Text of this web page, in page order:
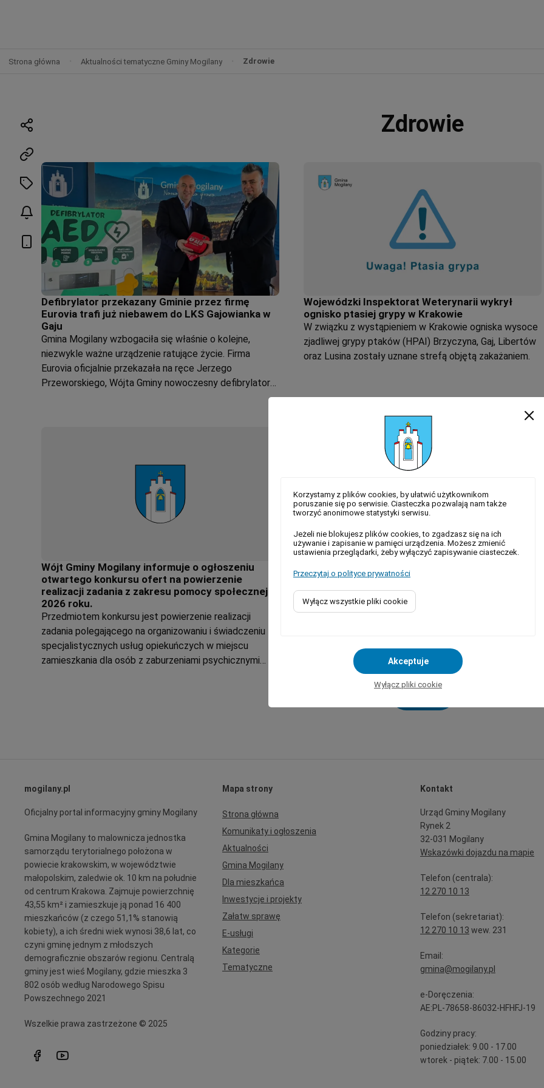
Strona główna Aktualności tematyczne Gminy Mogilany Zdrowie
Zdrowie
Defibrylator przekazany Gminie przez firmę
Eurovia trafi już niebawem do LKS Gajowianka w
Gaju
Gmina Mogilany wzbogaciła się właśnie o kolejne,
niezwykle ważne urządzenie ratujące życie. Firma
Eurovia oficjalnie przekazała na ręce Jerzego
Przeworskiego, Wójta Gminy nowoczesny defibrylator
Wojewódzki Inspektorat Weterynarii wykrył
ognisko ptasiej grypy w Krakowie
W związku z wystąpieniem w Krakowie ogniska wysoce
zjadliwej grypy ptaków (HPAI) Brzyczyna, Gaj, Libertów
oraz Lusina zostały uznane strefą objętą zakażaniem.
Wójt Gminy Mogilany informuje o ogłoszeniu
otwartego konkursu ofert na powierzenie
realizacji zadania z zakresu pomocy społecznej w
2026 roku.
Przedmiotem konkursu jest powierzenie realizacji
zadania polegającego na organizowaniu i świadczeniu
specjalistycznych usług opiekuńczych w miejscu
zamieszkania dla osób z zaburzeniami psychicznymi
mogilany.pl
Oficjalny portal informacyjny gminy Mogilany
Gmina Mogilany to malownicza jednostka
samorządu terytorialnego położona w
powiecie krakowskim, w województwie
małopolskim, zaledwie ok. 10 km na południe
od centrum Krakowa. Zajmuje powierzchnię
43,55 km² i zamieszkuje ją ponad 16 400
mieszkańców (z czego 51,1% stanowią
kobiety), a ich średni wiek wynosi 38,6 lat, co
czyni gminę jednym z młodszych
demograficznie obszarów regionu. Centralą
gminy jest wieś Mogilany, gdzie mieszka 3
802 osób według Narodowego Spisu
Powszechnego 2021
Wszelkie prawa zastrzeżone © 2025
Mapa strony
Strona główna
Komunikaty i ogłoszenia
Aktualności
Gmina Mogilany
Dla mieszkańca
Inwestycje i projekty
Załatw sprawę
E-usługi
Kategorie
Tematyczne
Kontakt
Urząd Gminy Mogilany
Rynek 2
32-031 Mogilany
Wskazówki dojazdu na mapie
Telefon (centrala):
12 270 10 13
Telefon (sekretariat):
12 270 10 13 wew. 231
Email:
gmina@mogilany.pl
e-Doręczenia:
AE:PL-78658-86032-HFHFJ-19
Godziny pracy:
poniedziałek: 9.00 - 17.00
wtorek - piątek: 7.00 - 15.00
Korzystamy z plików cookies, by ułatwić użytkownikom
poruszanie się po serwisie. Ciasteczka pozwalają nam także
tworzyć anonimowe statystyki serwisu.
Jeżeli nie blokujesz plików cookies, to zgadzasz się na ich
używanie i zapisanie w pamięci urządzenia. Możesz zmienić
ustawienia przeglądarki, żeby wyłączyć zapisywanie ciasteczek.
Przeczytaj o polityce prywatności
Wyłącz wszystkie pliki cookie
Akceptuje
Wyłącz pliki cookie